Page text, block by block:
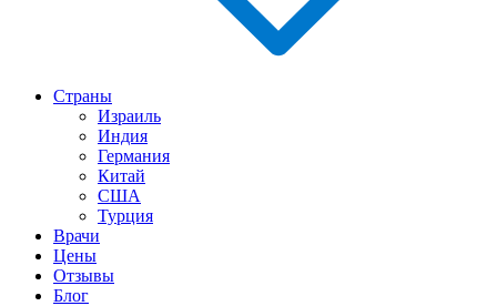
Страны
Израиль
Индия
Германия
Китай
США
Турция
Врачи
Цены
Отзывы
Блог